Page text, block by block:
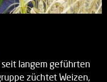
seit langem geführten
züchtet Weizen,